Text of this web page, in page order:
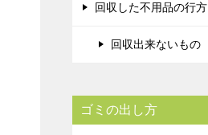
回収した不用品の行方
回収出来ないもの
ゴミの出し方